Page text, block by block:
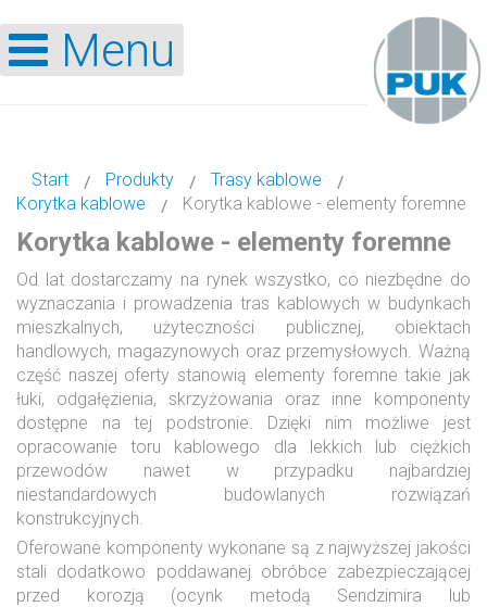
Menu
Start Produkty
Trasy kablowe
Korytka kablowe
Korytka kablowe - elementy foremne
Korytka kablowe - elementy foremne
Od lat dostarczamy na rynek wszystko, co niezbędne do
wyznaczania i prowadzenia tras kablowych w budynkach
mieszkalnych, użyteczności publicznej, obiektach
handlowych, magazynowych oraz przemysłowych. Ważną
część naszej oferty stanowią elementy foremne takie jak
łuki, odgałęzienia, skrzyżowania oraz inne komponenty
dostępne na tej podstronie. Dzięki nim możliwe jest
opracowanie toru kablowego dla lekkich lub ciężkich
przewodów nawet w przypadku najbardziej
niestandardowych budowlanych rozwiązań
konstrukcyjnych.
Oferowane komponenty wykonane są z najwyższej jakości
stali dodatkowo poddawanej obróbce zabezpieczającej
przed korozją (ocynk metodą Sendzimira lub